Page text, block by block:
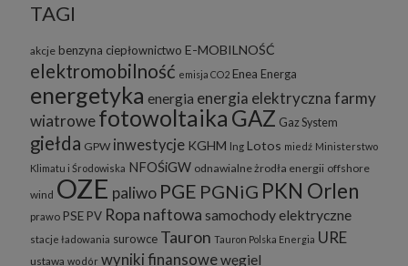
TAGI
akcje benzyna ciepłownictwo E-MOBILNOŚĆ
elektromobilność emisja CO2 Enea Energa
energetyka energia energia elektrycznafarmy
wiatrowefotowoltaika GAZ Gaz System
giełda GPW inwestycje KGHM lng Lotos miedź Ministerstwo
Klimatu i Środowiska NFOŚiGW odnawialne żrodła energii offshore
wind OZE paliwo PGE PGNiG PKN Orlen
prawo PSE PV Ropa naftowa samochody elektryczne
stacje ładowania surowce Tauron Tauron Polska Energia URE
ustawa wodór wyniki finansowewęgiel